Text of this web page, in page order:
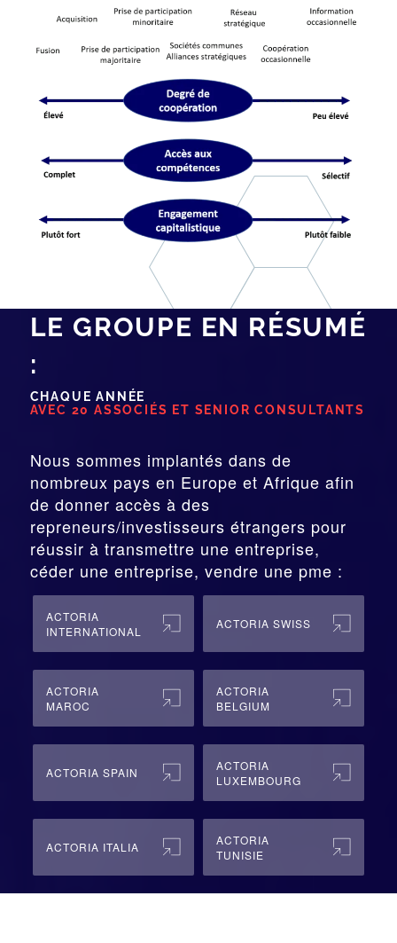
LE GROUPE EN RÉSUMÉ
:
CHAQUE ANNÉE
AVEC 20 ASSOCIÉS ET SENIOR CONSULTANTS
Nous sommes implantés dans de
nombreux pays en Europe et Afrique afin
de donner accès à des
repreneurs/investisseurs étrangers pour
réussir à transmettre une entreprise,
céder une entreprise, vendre une pme :
ACTORIA
INTERNATIONAL
ACTORIA SWISS
ACTORIA
MAROC
ACTORIA
BELGIUM
ACTORIA SPAIN
ACTORIA
LUXEMBOURG
ACTORIA ITALIA
ACTORIA
TUNISIE